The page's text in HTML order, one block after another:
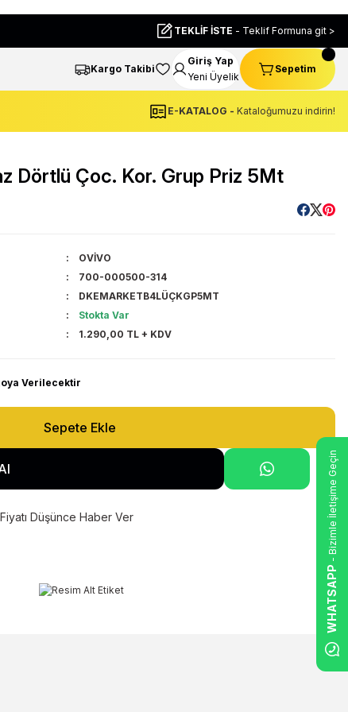
TEKLİF İSTE - Teklif Formuna git >
Kargo Takibi
Giriş Yap
Yeni Üyelik
Sepetim
E-KATALOG - Kataloğumuzu indirin!
Çoc. Kor. Grup Priz 5Mt
OVİVO
700-000500-314
DKEMARKETB4LÜÇKGP5MT
Stokta Var
1.290,00 TL + KDV
Verilecektir
Sepete Ekle
Fiyatı Düşünce Haber Ver
WHATSAPP
- Bizimle İletişime Geçin